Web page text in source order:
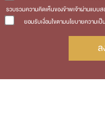
รวบรวมความคิดเห็นของข้าพเจ้าผ่านแบบ
ยอมรับเงื่อนไขตามนโยบายความเ
ล